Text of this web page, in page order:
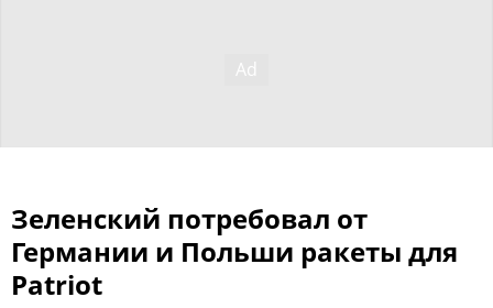
Зеленский потребовал от
Германии и Польши ракеты для
Patriot